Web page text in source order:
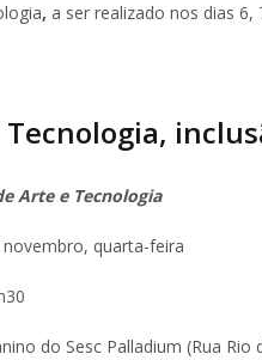
, a ser realizado nos dias 6,
Tecnologia,
Arte e Tecnologia
novembro, quarta-feira
do Sesc Palladium (Rua Rio